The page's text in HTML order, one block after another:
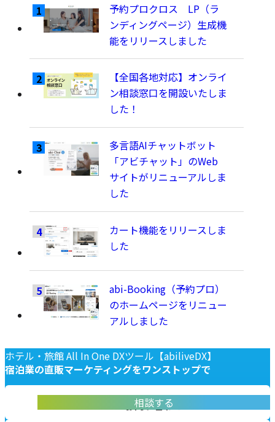
予約プロクロス LP（ラ
ンディングページ）生成機
能をリリースしました
【全国各地対応】オンライ
ン相談窓口を開設いたしま
した！
多言語AIチャットボット
「アビチャット」のWeb
サイトがリニューアルしま
した
カート機能をリリースしま
した
abi-Booking（予約プロ）
のホームページをリニュー
アルしました
ホテル・旅館 All In One DXツール【abiliveDX】
宿泊業の直販マーケティングをワンストップで
お問い合わせ
abiliveDX導入に関する不明点をお答えします
相談する